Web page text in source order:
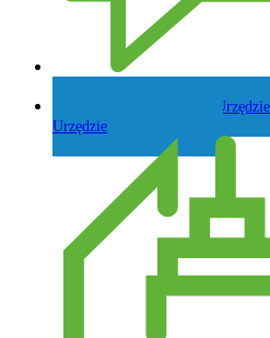
Urzędzie